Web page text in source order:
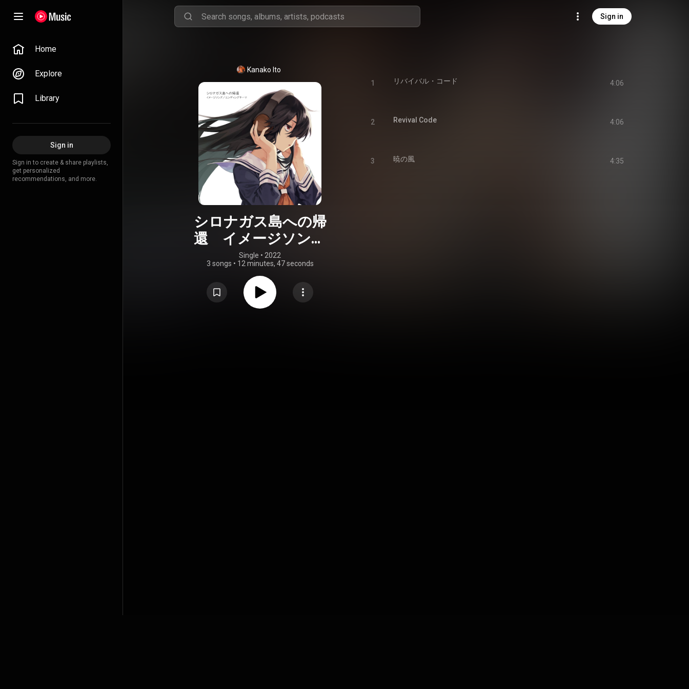
Sign in
Home
Explore
Library
Sign in
Sign in to create & share playlists,
get personalized
recommendations, and more.
Kanako Ito
シロナガス島への帰
還 イメージソング
／エンディングテー
マ
Single • 2022
3 songs • 12 minutes, 47 seconds
1 リバイバル・コード 4:06
2 Revival Code 4:06
3 暁の風 4:35